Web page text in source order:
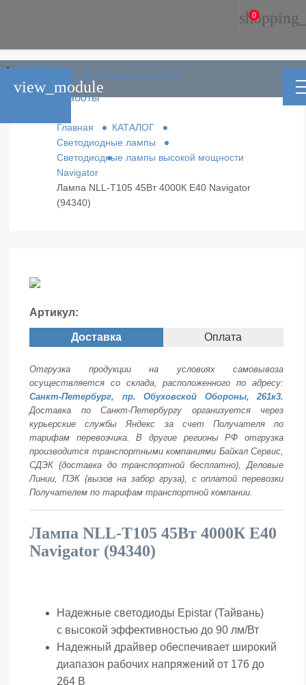
phone_in_talk Заказать звонок
Главная
Каталог
Условия работы
0
Главная
КАТАЛОГ
Светодиодные лампы
Светодиодные лампы высокой мощности
Navigator
Лампа NLL-T105 45Вт 4000К Е40 Navigator
(94340)
Артикул:
Доставка Оплата
Отгрузка продукции на условиях самовывоза
осуществляется со склада, расположенного по адресу:
Санкт-Петербург, пр. Обуховской Обороны, 261к3.
Доставка по Санкт-Петербургу организуется через
курьерские службы Яндекс за счет Получателя по
тарифам перевозчика. В другие регионы РФ отгрузка
производится транспортными компаниями Байкал Сервис,
СДЭК (доставка до транспортной бесплатно), Деловые
Линии, ПЭК (вызов на забор груза), с оплатой перевозки
Получателем по тарифам транспортной компании.
Лампа NLL-T105 45Вт 4000К Е40
Navigator (94340)
Надежные светодиоды Epistar (Тайвань)
с высокой эффективностью до 90 лм/Вт
Надежный драйвер обеспечивает широкий
диапазон рабочих напряжений от 176 до
264 В
view_module